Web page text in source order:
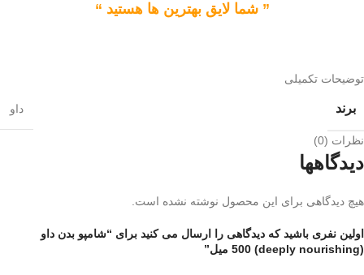
” شما لایق بهترین ها هستید “
توضیحات تکمیلی
برند داو
نظرات (0)
دیدگاهها
هیچ دیدگاهی برای این محصول نوشته نشده است.
اولین نفری باشید که دیدگاهی را ارسال می کنید برای “شامپو بدن داو
(deeply nourishing) 500 میل”